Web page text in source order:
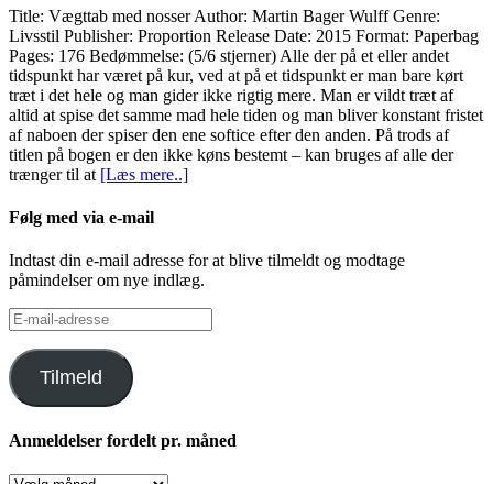
Title: Vægttab med nosser Author: Martin Bager Wulff Genre:
Livsstil Publisher: Proportion Release Date: 2015 Format: Paperbag
Pages: 176 Bedømmelse: (5/6 stjerner) Alle der på et eller andet
tidspunkt har været på kur, ved at på et tidspunkt er man bare kørt
træt i det hele og man gider ikke rigtig mere. Man er vildt træt af
altid at spise det samme mad hele tiden og man bliver konstant fristet
af naboen der spiser den ene softice efter den anden. På trods af
titlen på bogen er den ikke køns bestemt – kan bruges af alle der
trænger til at [Læs mere..]
Følg med via e-mail
Indtast din e-mail adresse for at blive tilmeldt og modtage
påmindelser om nye indlæg.
E-
mail-
adresse
Tilmeld
Anmeldelser fordelt pr. måned